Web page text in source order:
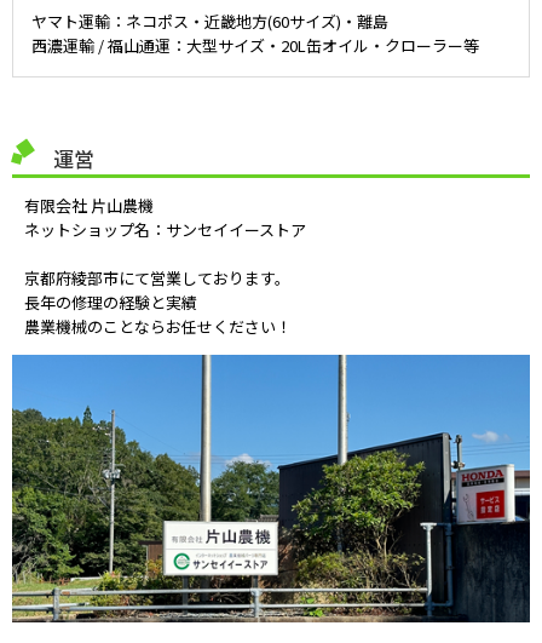
ヤマト運輸：ネコポス・近畿地方(60サイズ)・離島
西濃運輸 / 福山通運：大型サイズ・20L缶オイル・クローラー等
運営
有限会社 片山農機
ネットショップ名：サンセイイーストア
京都府綾部市にて営業しております。
長年の修理の経験と実績
農業機械のことならお任せください！